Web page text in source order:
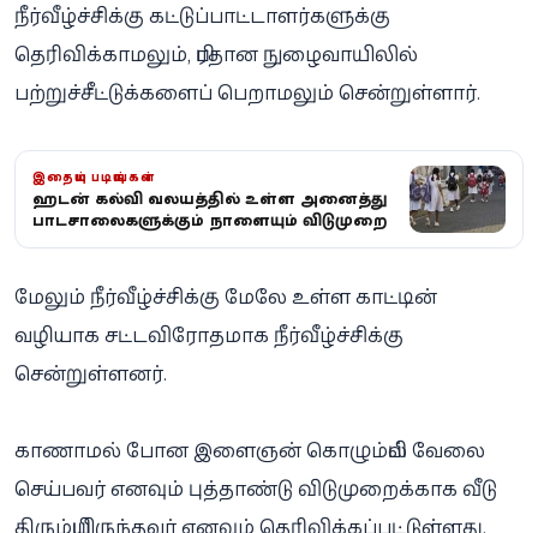
நீர்வீழ்ச்சிக்கு கட்டுப்பாட்டாளர்களுக்கு
தெரிவிக்காமலும், பிரதான நுழைவாயிலில்
பற்றுச்சீட்டுக்களைப் பெறாமலும் சென்றுள்ளார்.
இதையும் படியுங்கள்
ஹட்டன் கல்வி வலயத்தில் உள்ள அனைத்து
பாடசாலைகளுக்கும் நாளையும் விடுமுறை
மேலும் நீர்வீழ்ச்சிக்கு மேலே உள்ள காட்டின்
வழியாக சட்டவிரோதமாக நீர்வீழ்ச்சிக்கு
சென்றுள்ளனர்.
காணாமல் போன இளைஞன் கொழும்பில் வேலை
செய்பவர் எனவும் புத்தாண்டு விடுமுறைக்காக வீடு
திரும்பியிருந்தவர் எனவும் தெரிவிக்கப்பட்டுள்ளது.